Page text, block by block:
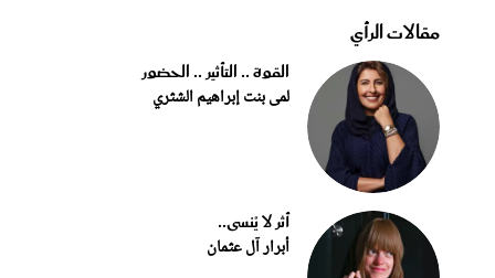
مقالات الرأي
القوة .. التأثير .. الحضور
لمى بنت إبراهيم الشثري
أثر لا يُنسى..
أبرار آل عثمان